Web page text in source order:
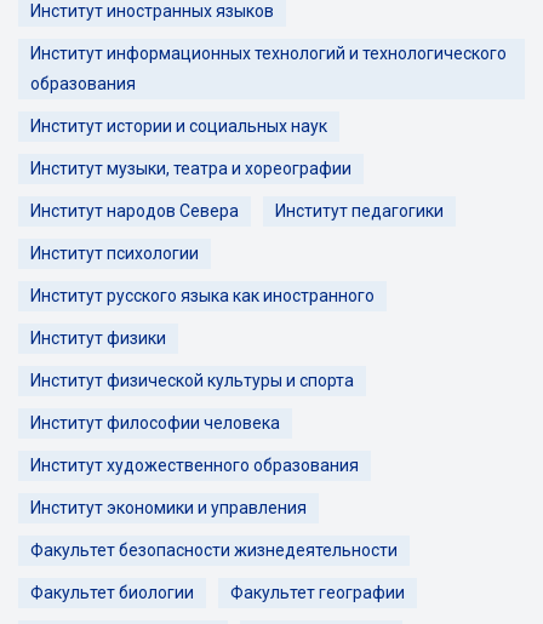
Институт иностранных языков
Институт информационных технологий и технологического
образования
Институт истории и социальных наук
Институт музыки, театра и хореографии
Институт народов Севера Институт педагогики
Институт психологии
Институт русского языка как иностранного
Институт физики
Институт физической культуры и спорта
Институт философии человека
Институт художественного образования
Институт экономики и управления
Факультет безопасности жизнедеятельности
Факультет биологии Факультет географии